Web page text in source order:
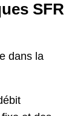
SFR
dans la